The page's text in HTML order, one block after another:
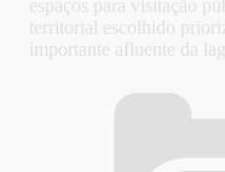
espaços para visitação
territorial escolhido
importante afluente da